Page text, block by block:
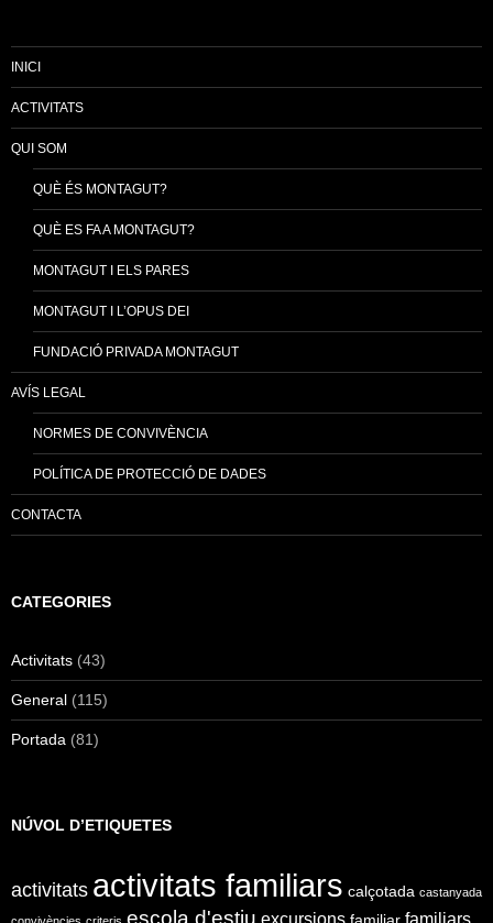
INICI
ACTIVITATS
QUI SOM
QUÈ ÉS MONTAGUT?
QUÈ ES FA A MONTAGUT?
MONTAGUT I ELS PARES
MONTAGUT I L’OPUS DEI
FUNDACIÓ PRIVADA MONTAGUT
AVÍS LEGAL
NORMES DE CONVIVÈNCIA
POLÍTICA DE PROTECCIÓ DE DADES
CONTACTA
CATEGORIES
Activitats (43)
General (115)
Portada (81)
NÚVOL D’ETIQUETES
activitats activitats familiars calçotada castanyada
escola d'estiu excursions familiars